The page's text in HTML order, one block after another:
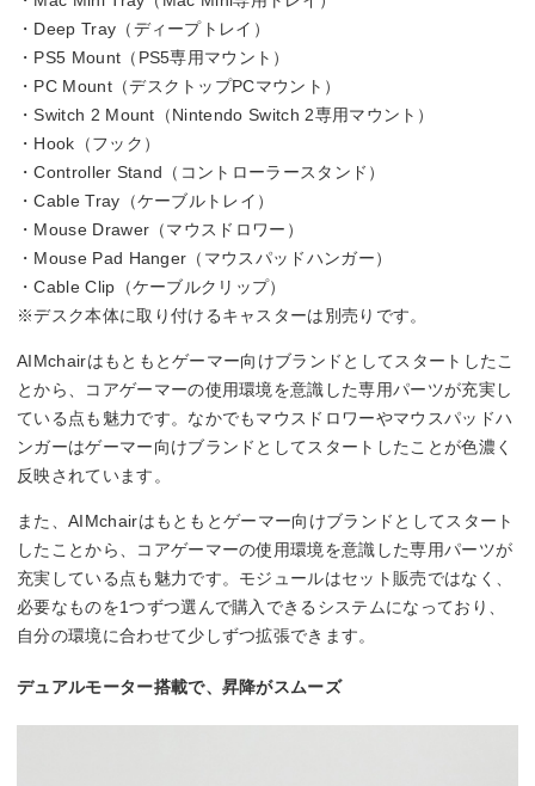
・Deep Tray（ディープトレイ）
・PS5 Mount（PS5専用マウント）
・PC Mount（デスクトップPCマウント）
・Switch 2 Mount（Nintendo Switch 2専用マウント）
・Hook（フック）
・Controller Stand（コントローラースタンド）
・Cable Tray（ケーブルトレイ）
・Mouse Drawer（マウスドロワー）
・Mouse Pad Hanger（マウスパッドハンガー）
・Cable Clip（ケーブルクリップ）
※デスク本体に取り付けるキャスターは別売りです。
AIMchairはもともとゲーマー向けブランドとしてスタートしたこ
とから、コアゲーマーの使用環境を意識した専用パーツが充実し
ている点も魅力です。なかでもマウスドロワーやマウスパッドハ
ンガーはゲーマー向けブランドとしてスタートしたことが色濃く
反映されています。
また、AIMchairはもともとゲーマー向けブランドとしてスタート
したことから、コアゲーマーの使用環境を意識した専用パーツが
充実している点も魅力です。モジュールはセット販売ではなく、
必要なものを1つずつ選んで購入できるシステムになっており、
自分の環境に合わせて少しずつ拡張できます。
デュアルモーター搭載で、昇降がスムーズ